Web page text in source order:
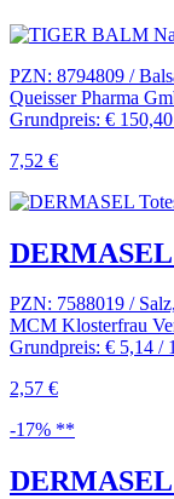
PZN: 8794809 /
Queisser Pharma
Grundpreis: €
7,52 €
DERMASEL
PZN: 7588019 /
MCM Klosterfrau
Grundpreis: € 5,14 /
2,57 €
-17% **
DERMASEL